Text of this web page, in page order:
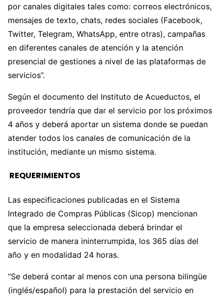
por canales digitales tales como: correos electrónicos,
mensajes de texto, chats, redes sociales (Facebook,
Twitter, Telegram, WhatsApp, entre otras), campañas
en diferentes canales de atención y la atención
presencial de gestiones a nivel de las plataformas de
servicios”.
Según el documento del Instituto de Acueductos, el
proveedor tendría que dar el servicio por los próximos
4 años y deberá aportar un sistema donde se puedan
atender todos los canales de comunicación de la
institución, mediante un mismo sistema.
REQUERIMIENTOS
Las especificaciones publicadas en el Sistema
Integrado de Compras Públicas (Sicop) mencionan
que la empresa seleccionada deberá brindar el
servicio de manera ininterrumpida, los 365 días del
año y en modalidad 24 horas.
“Se deberá contar al menos con una persona bilingüe
(inglés/español) para la prestación del servicio en